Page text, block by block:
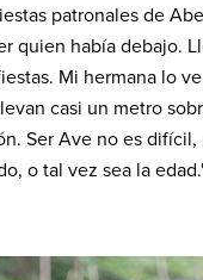
patronales de
quien había debajo.
Mi hermana lo
casi un metro
Ser Ave no es
o tal vez sea la